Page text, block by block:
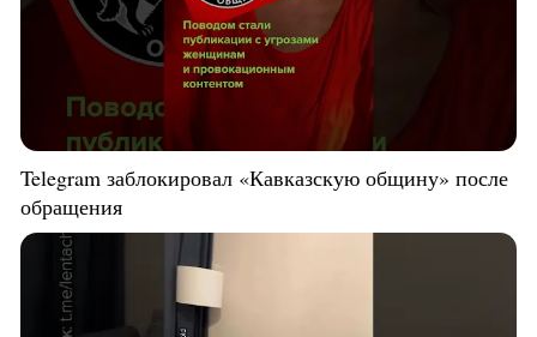
Telegram заблокировал «Кавказскую общину» после
обращения